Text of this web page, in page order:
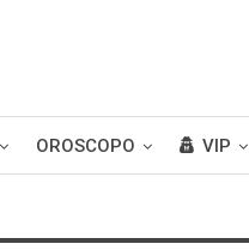
OROSCOPO VIP